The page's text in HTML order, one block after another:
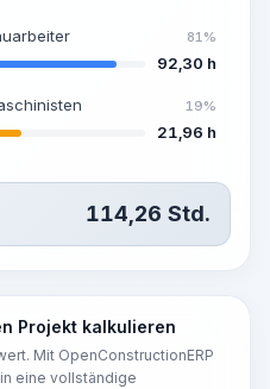
81%
92,30 h
19%
21,96 h
114,26 Std.
Projekt kalkulieren
Mit OpenConstructionERP
eine vollständige